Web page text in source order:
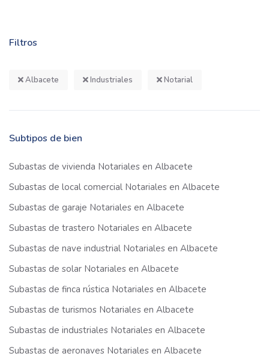
Filtros
Albacete Industriales Notarial
Subtipos de bien
Subastas de vivienda Notariales en Albacete
Subastas de local comercial Notariales en Albacete
Subastas de garaje Notariales en Albacete
Subastas de trastero Notariales en Albacete
Subastas de nave industrial Notariales en Albacete
Subastas de solar Notariales en Albacete
Subastas de finca rústica Notariales en Albacete
Subastas de turismos Notariales en Albacete
Subastas de industriales Notariales en Albacete
Subastas de aeronaves Notariales en Albacete